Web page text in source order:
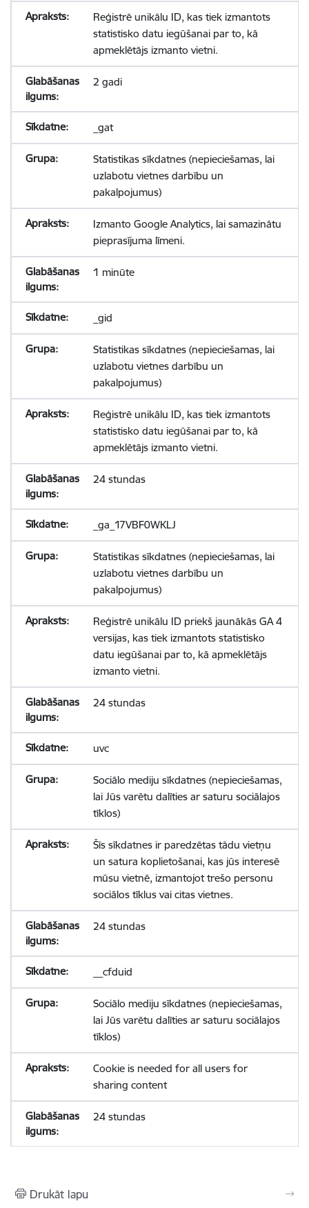
Reģistrē unikālu ID, kas tiek izmantots
statistisko datu iegūšanai par to, kā
apmeklētājs izmanto vietni.
2 gadi
_gat
Statistikas sīkdatnes (nepieciešamas, lai
uzlabotu vietnes darbību un
pakalpojumus)
Izmanto Google Analytics, lai samazinātu
pieprasījuma līmeni.
1 minūte
_gid
Statistikas sīkdatnes (nepieciešamas, lai
uzlabotu vietnes darbību un
pakalpojumus)
Reģistrē unikālu ID, kas tiek izmantots
statistisko datu iegūšanai par to, kā
apmeklētājs izmanto vietni.
24 stundas
_ga_17VBF0WKLJ
Statistikas sīkdatnes (nepieciešamas, lai
uzlabotu vietnes darbību un
pakalpojumus)
Reģistrē unikālu ID priekš jaunākās GA 4
versijas, kas tiek izmantots statistisko
datu iegūšanai par to, kā apmeklētājs
izmanto vietni.
24 stundas
uvc
Sociālo mediju sīkdatnes (nepieciešamas,
lai Jūs varētu dalīties ar saturu sociālajos
tīklos)
Šīs sīkdatnes ir paredzētas tādu vietņu
un satura koplietošanai, kas jūs interesē
mūsu vietnē, izmantojot trešo personu
sociālos tīklus vai citas vietnes.
24 stundas
__cfduid
Sociālo mediju sīkdatnes (nepieciešamas,
lai Jūs varētu dalīties ar saturu sociālajos
tīklos)
Cookie is needed for all users for
sharing content
24 stundas
Drukāt lapu